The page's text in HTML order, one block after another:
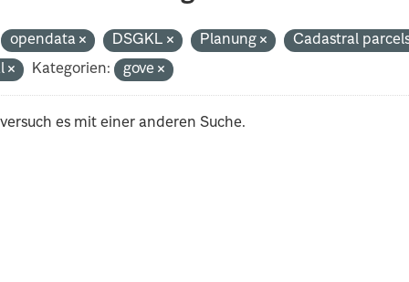
opendata DSGKL Planung
Cadastral
Kategorien: gove
es mit einer anderen Suche.